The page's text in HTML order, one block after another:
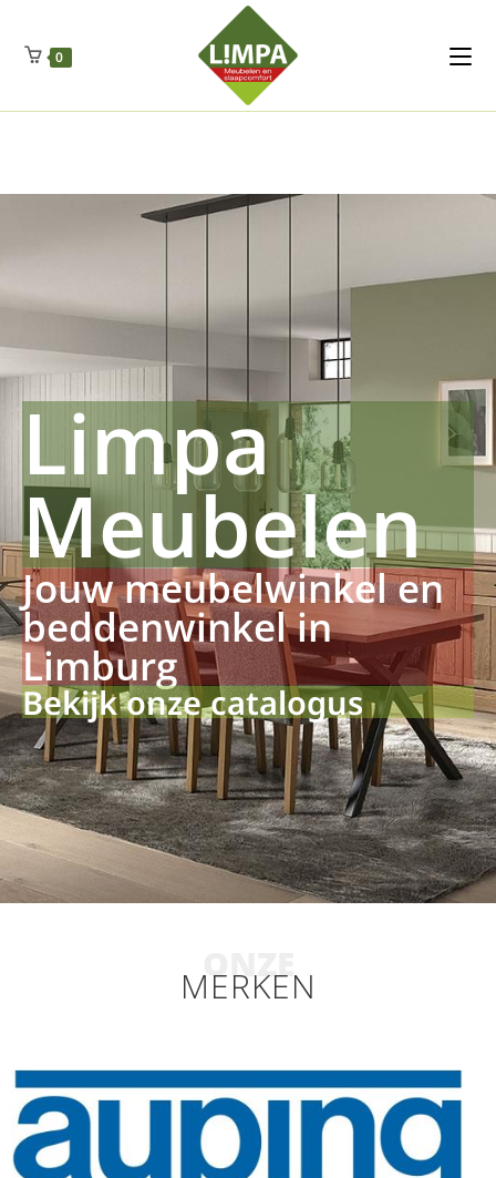
Regenschut
Drueckerpro
Fettsauren Dekemax Kapselmed
Luftkuhlen Zauberfan Netzfenste Insektensc
0
Limpa
Meubelen
Jouw meubelwinkel en
beddenwinkel in
Limburg
Bekijk onze catalogus
ONZE
MERKEN